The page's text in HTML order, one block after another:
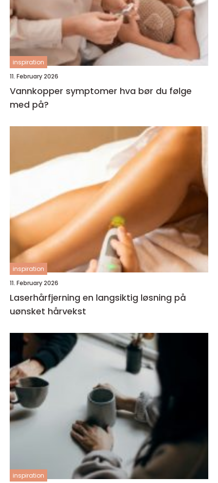
inspiration
11. February 2026
Vannkopper symptomer hva bør du følge
med på?
inspiration
11. February 2026
Laserhårfjerning en langsiktig løsning på
uønsket hårvekst
inspiration